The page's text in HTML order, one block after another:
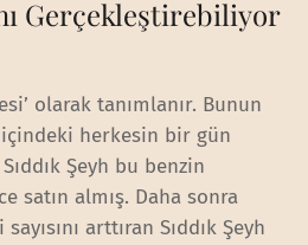
Gerçekleştirebiliyor
olarak tanımlanır. Bunun
içindeki herkesin bir gün
Şeyh bu benzin
satın almış. Daha sonra
arttıran Sıddık Şeyh